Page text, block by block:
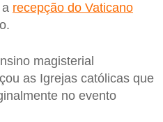
recepção do Vaticano
magisterial
as Igrejas católicas que
no evento